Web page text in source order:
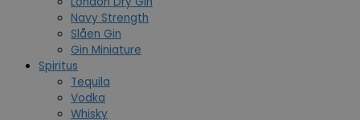
Navy Strength
Slåen Gin
Gin Miniature
Spiritus
Tequila
Vodka
Whisky